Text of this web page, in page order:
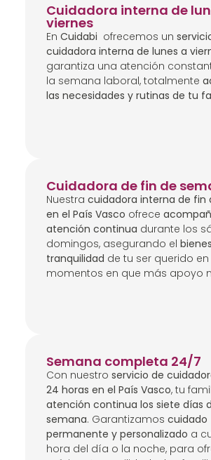
Cuidadora interna de
viernes
En Cuidabi ofrecemos un
cuidadora interna de lunes a
garantiza una atención
la semana laboral, totalmente
las necesidades y rutinas de tu
Cuidadora de fin de
Nuestra cuidadora interna de fin
en el País Vasco ofrece
atención continua durante los
domingos, asegurando el
tranquilidad de tu ser querido en
momentos en que más apoyo
Semana completa 24/7
Con nuestro servicio de
24 horas en el País Vasco, tu
atención continua los siete días
semana. Garantizamos cuidado
permanente y personalizado a
hora del día o la noche, para